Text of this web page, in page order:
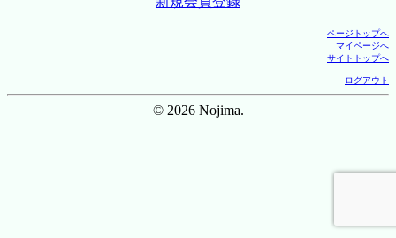
ページトップへ
マイページへ
サイトトップへ
ログアウト
© 2026 Nojima.